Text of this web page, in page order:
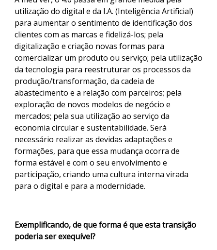
utilização do digital e da I.A. (Inteligência Artificial)
para aumentar o sentimento de identificação dos
clientes com as marcas e fidelizá-los; pela
digitalização e criação novas formas para
comercializar um produto ou serviço; pela utilização
da tecnologia para reestruturar os processos da
produção/transformação, da cadeia de
abastecimento e a relação com parceiros; pela
exploração de novos modelos de negócio e
mercados; pela sua utilização ao serviço da
economia circular e sustentabilidade. Será
necessário realizar as devidas adaptações e
formações, para que essa mudança ocorra de
forma estável e com o seu envolvimento e
participação, criando uma cultura interna virada
para o digital e para a modernidade.
Exemplificando, de que forma é que esta transição
poderia ser exequível?